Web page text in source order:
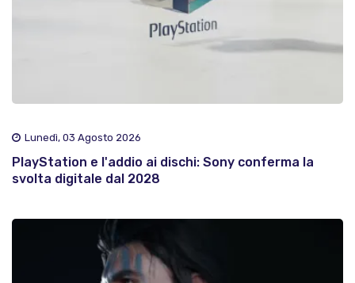
Lunedì, 03 Agosto 2026
PlayStation e l'addio ai dischi: Sony conferma la
svolta digitale dal 2028